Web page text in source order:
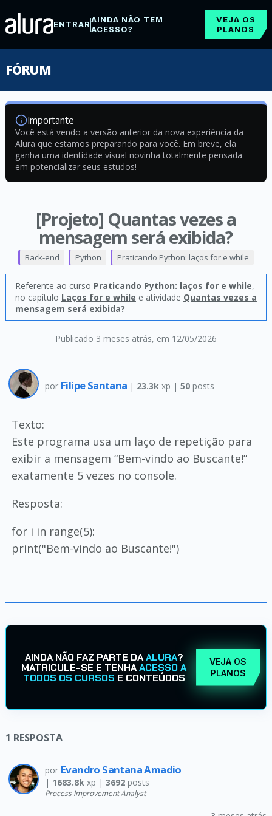
ENTRARAINDA NÃO TEM
ACESSO?
VEJA OS
PLANOS
FÓRUM
Importante
Você está vendo a versão anterior da nova experiência da
Alura que estamos preparando para você. Em breve, ela
ganha uma identidade visual novinha totalmente pensada
em potencializar seus estudos!
[Projeto] Quantas vezes a
mensagem será exibida?
Publicado 3 meses atrás, em 12/05/2026
Back-end Python Praticando Python: laços for e while
Referente ao curso Praticando Python: laços for e while,
no capítulo Laços for e while e atividade Quantas vezes a
mensagem será exibida?
por Filipe Santana | 23.3k xp | 50posts
Texto:
Este programa usa um laço de repetição para
exibir a mensagem “Bem-vindo ao Buscante!”
exatamente 5 vezes no console.
Resposta:
for i in range(5):
print("Bem-vindo ao Buscante!")
AINDA NÃO FAZ PARTE DAALURA?
MATRICULE-SE E TENHAACESSO A
TODOS OS CURSOS E CONTEÚDOS
VEJA OS
PLANOS
1 RESPOSTA
por Evandro Santana Amadio
| 1683.8kxp | 3692posts
Process Improvement Analyst